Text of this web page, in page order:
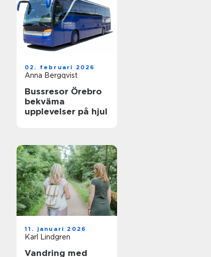
02. februari 2026
Anna Bergqvist
Bussresor Örebro
bekväma
upplevelser på hjul
11. januari 2026
Karl Lindgren
Vandring med